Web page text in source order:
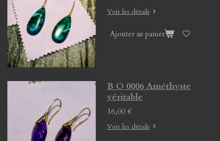
Voir les détails
Ajouter au panier
B O 0006 Améthyste
véritable
16,00 €
Voir les détails